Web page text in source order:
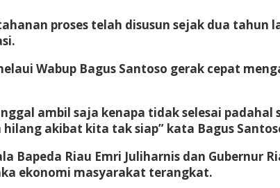
proses telah disusun sejak dua tahun
Wabup Bagus Santoso gerak cepat
ambil saja kenapa tidak selesai padahal
akibat kita tak siap” kata Bagus
Bapeda Riau Emri Juliharnis dan Gubernur
ekonomi masyarakat terangkat.